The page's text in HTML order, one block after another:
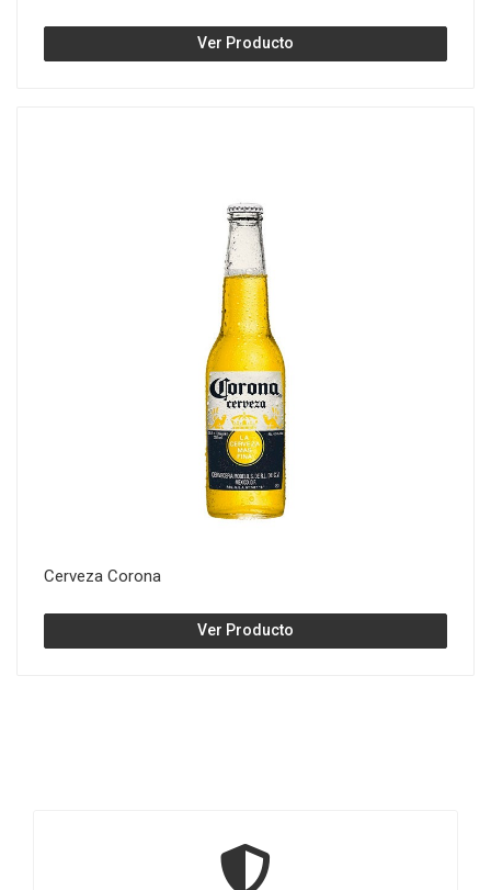
Ver Producto
Cerveza Corona
Ver Producto